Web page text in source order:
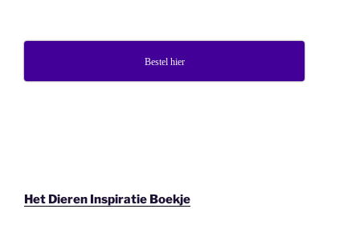
Bestel hier
Het Dieren Inspiratie Boekje